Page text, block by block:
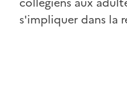
s'impliquer dans la